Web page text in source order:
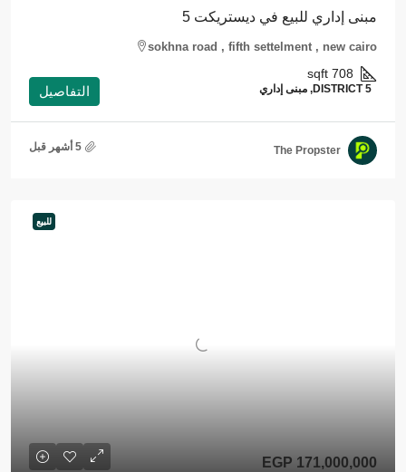
مبنى إداري للبيع في ديستريكت 5
sokhna road , fifth settelment , new cairo
708
sqft
DISTRICT 5, مبنى إداري التفاصيل
The Propster
EGP 171,000,000